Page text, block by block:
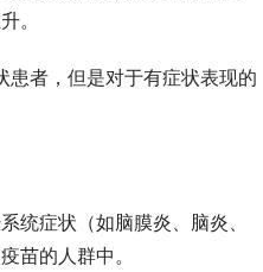
。
者，但是对于有症状表现的
统症状（如脑膜炎、脑炎、
苗的人群中。